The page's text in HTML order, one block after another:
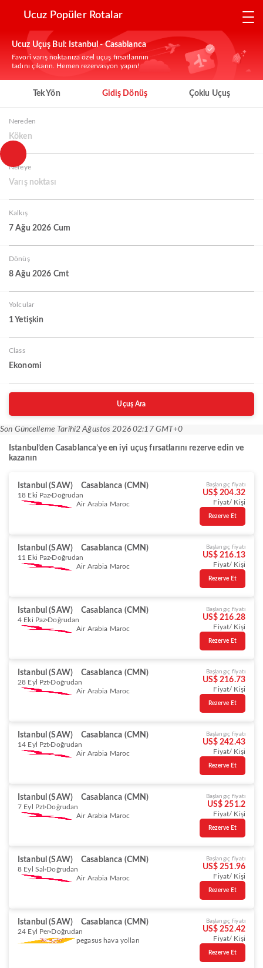
Ucuz Popüler Rotalar
Ucuz Uçuş Bul: Istanbul - Casablanca
Favori varış noktanıza özel uçuş fırsatlarının
tadını çıkarın. Hemen rezervasyon yapın!
Tek Yön Gidiş Dönüş Çoklu Uçuş
Nereden
Köken
Nereye
Varış noktası
Kalkış
7 Ağu 2026 Cum
Dönüş
8 Ağu 2026 Cmt
Yolcular
1 Yetişkin
Class
Ekonomi
Uçuş Ara
Son Güncelleme Tarihi2 Ağustos 2026 02:17 GMT+0
Istanbul’den Casablanca’ye en iyi uçuş fırsatlarını rezerve edin ve
kazanın
Istanbul (SAW) Casablanca (CMN)
18 Eki Paz Doğrudan
Air Arabia Maroc
Başlangıç fiyatı
US$ 204.32
Fiyat/ Kişi
Rezerve Et
Istanbul (SAW) Casablanca (CMN)
11 Eki Paz Doğrudan
Air Arabia Maroc
Başlangıç fiyatı
US$ 216.13
Fiyat/ Kişi
Rezerve Et
Istanbul (SAW) Casablanca (CMN)
4 Eki Paz Doğrudan
Air Arabia Maroc
Başlangıç fiyatı
US$ 216.28
Fiyat/ Kişi
Rezerve Et
Istanbul (SAW) Casablanca (CMN)
28 Eyl Pzt Doğrudan
Air Arabia Maroc
Başlangıç fiyatı
US$ 216.73
Fiyat/ Kişi
Rezerve Et
Istanbul (SAW) Casablanca (CMN)
14 Eyl Pzt Doğrudan
Air Arabia Maroc
Başlangıç fiyatı
US$ 242.43
Fiyat/ Kişi
Rezerve Et
Istanbul (SAW) Casablanca (CMN)
7 Eyl Pzt Doğrudan
Air Arabia Maroc
Başlangıç fiyatı
US$ 251.2
Fiyat/ Kişi
Rezerve Et
Istanbul (SAW) Casablanca (CMN)
8 Eyl Sal Doğrudan
Air Arabia Maroc
Başlangıç fiyatı
US$ 251.96
Fiyat/ Kişi
Rezerve Et
Istanbul (SAW) Casablanca (CMN)
24 Eyl Per Doğrudan
pegasus hava yolları
Başlangıç fiyatı
US$ 252.42
Fiyat/ Kişi
Rezerve Et